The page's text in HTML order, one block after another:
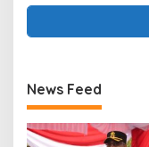
News Feed